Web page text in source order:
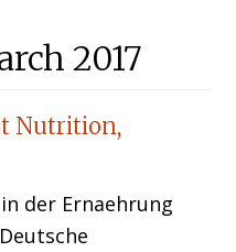
2017
Nutrition,
der Ernaehrung